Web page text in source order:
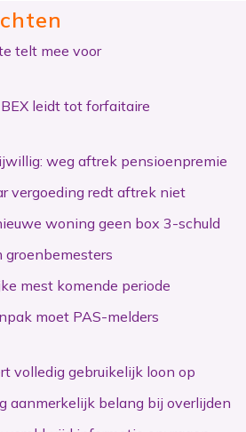
telt mee voor
leidt tot forfaitaire
weg aftrek pensioenpremie
vergoeding redt aftrek niet
woning geen box 3-schuld
mest komende periode
moet PAS-melders
volledig gebruikelijk loon op
aanmerkelijk belang bij overlijden